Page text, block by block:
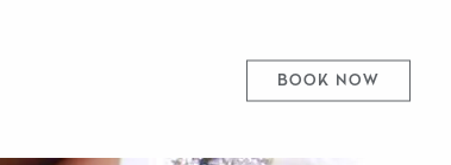
BOOK NOW